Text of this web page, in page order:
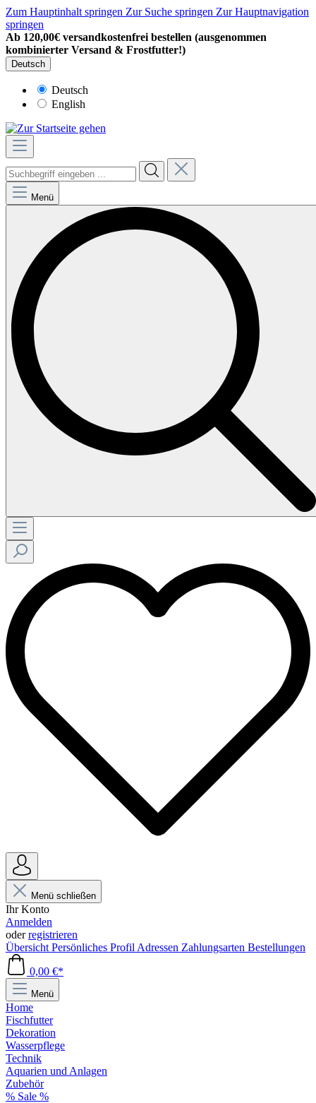
Zum Hauptinhalt springen Zur Suche springen Zur Hauptnavigation
springen
Ab 120,00€ versandkostenfrei bestellen (ausgenommen
kombinierter Versand & Frostfutter!)
Deutsch
Deutsch
English
Menü
Menü schließen
Ihr Konto
Anmelden
oderregistrieren
Übersicht Persönliches Profil Adressen Zahlungsarten Bestellungen
0,00 €*
Menü
Home
Fischfutter
Dekoration
Wasserpflege
Technik
Aquarien und Anlagen
Zubehör
% Sale %